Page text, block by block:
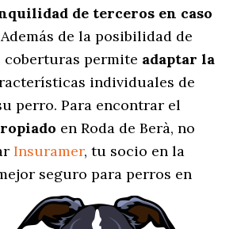
de terceros en caso
de la posibilidad de
permite adaptar la
individuales de
perro. Para encontrar el
en Roda de Berà, no
Insuramer, tu socio en la
seguro para perros en